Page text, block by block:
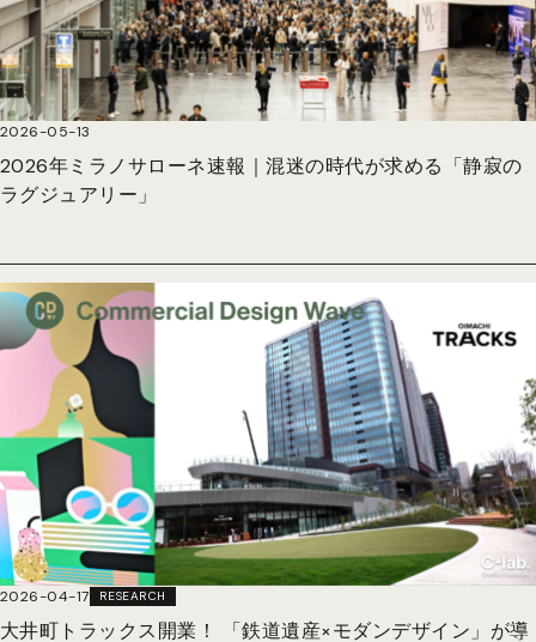
2026-05-13
2026年ミラノサローネ速報｜混迷の時代が求める「静寂の
ラグジュアリー」
2026-04-17 RESEARCH
大井町トラックス開業！ 「鉄道遺産×モダンデザイン」が導